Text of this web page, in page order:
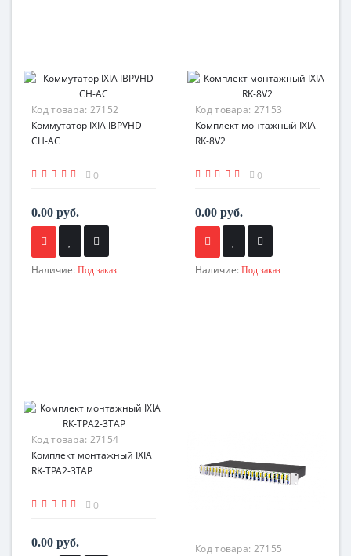
Код товара: 27152
Коммутатор IXIA IBPVHD-
CH-AC
0
0.00 руб.
Наличие: Под заказ
Код товара: 27153
Комплект монтажный IXIA
RK-8V2
0
0.00 руб.
Наличие: Под заказ
Код товара: 27154
Комплект монтажный IXIA
RK-TPA2-3TAP
0
0.00 руб. Код товара: 27155